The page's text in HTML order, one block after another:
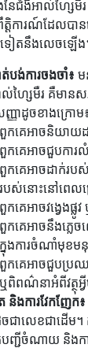
ៃជំងឺអាល់ហ្សៃមឺរ
ត្តិការណ៍ដែលបា
ទៀតនឹងលេចឡើង
ត់បង់ការចងចាំ៖ ម
ហ្សៃមឺរ គឺមានស
ញាដូចខាងក្រោម
ពួកគេអាចនិយាយ
ពួកគេអាចជួបការ
ពួកគេអាចដាក់រប
របស់នោះនៅពេល
ពួកគេអាចវង្វេងផ្លូ
ពួកគេអាចនឹងភ្លេច
ក្នុងការចំណាំមុខម
ពួកគេអាចជួបប្រឈ
ឬពិពណ៌នាអំពីវត្ថុអ្
និងការវែកញែក៖
ជាលេខជាដើម។
ញ្ជីចំណាយ និងកា